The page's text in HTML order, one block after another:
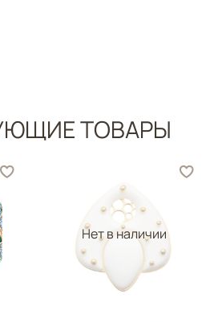
ТОВАРЫ
Нет в наличии